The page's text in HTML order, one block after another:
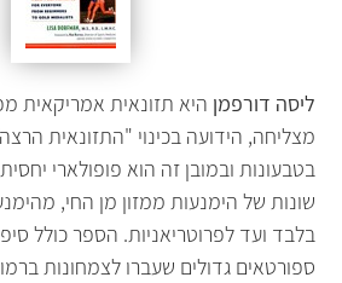
ליסה דורפמן היא תזונאית אמריקאית
מצליחה, הידועה בכינוי "התזונאית
בטבעונות ובמובן זה הוא פופולארי
שונות של הימנעות ממזון מן החי,
בלבד ועד לפרוטריאניות. הספר כולל
ספורטאים גדולים שעברו לצמחונות